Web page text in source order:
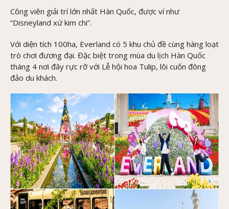
Công viên giải trí lớn nhất Hàn Quốc, được ví như
“Disneyland xứ kim chi”.
Với diện tích 100ha, Everland có 5 khu chủ đề cùng hàng loạt
trò chơi đương đại. Đặc biệt trong mùa du lịch Hàn Quốc
tháng 4 nơi đây rực rỡ với Lễ hội hoa Tulip, lôi cuốn đông
đảo du khách.